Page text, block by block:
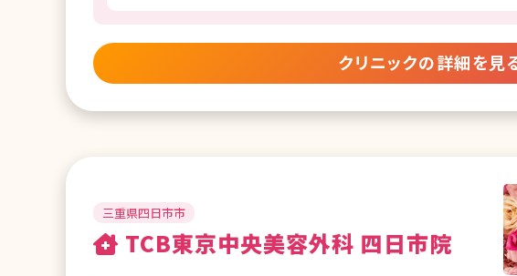
クリニックの詳細を見
三重県四日市市
TCB東京中央美容外科 四日市院